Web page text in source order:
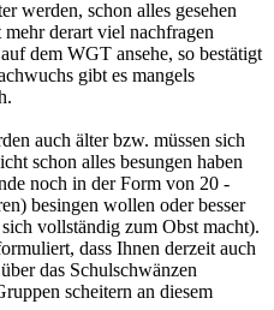
werden, schon alles gesehen
derart viel nachfragen
dem WGT ansehe, so bestätigt
gibt es mangels
auch älter bzw. müssen sich
schon alles besungen haben
noch in der Form von 20 -
besingen wollen oder besser
vollständig zum Obst macht).
dass Ihnen derzeit auch
das Schulschwänzen
scheitern an diesem